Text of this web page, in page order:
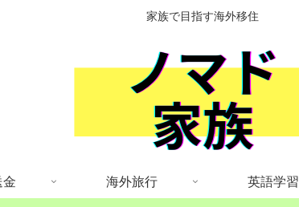
家族で目指す海外移住
金 海外旅行 英語学習